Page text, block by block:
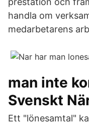
handla om
medarbetarens
man inte
Svenskt
Ett "lönesamtal"